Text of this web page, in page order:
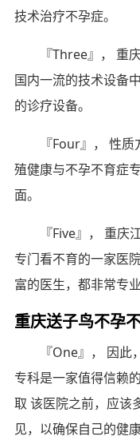
技术治疗不孕症。
『Three』， 重
国内一流的技术设备
的诊疗设备。
『Four』， 性
殖健康与不孕不育症
面。
『Five』， 重
专门看不育的一家医
富的医生，都非常专业
重庆送子鸟不孕
『One』， 因
专科是一家值得信赖
取 该医院之前，应该
见，以确保自己的健